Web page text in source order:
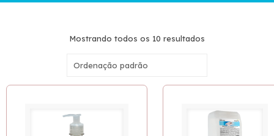
Mostrando todos os 10 resultados